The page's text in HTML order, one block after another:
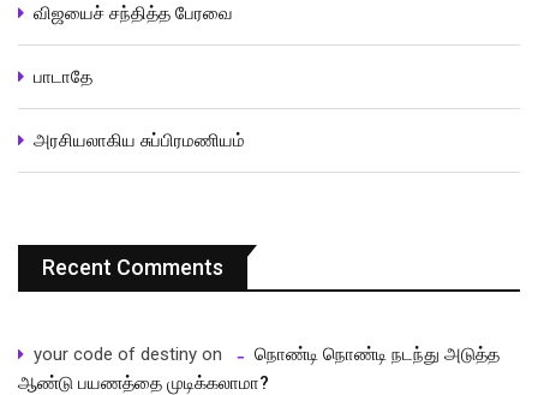
விஜயைச் சந்தித்த பேரவை
பாடாதே
அரசியலாகிய சுப்பிரமணியம்
Recent Comments
your code of destiny on
நொண்டி நொண்டி நடந்து அடுத்த
ஆண்டு பயணத்தை முடிக்கலாமா?